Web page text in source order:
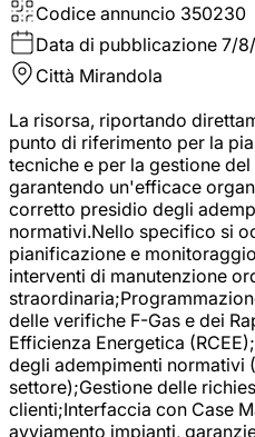
Codice annuncio 350230
Data di pubblicazione 7/
Città Mirandola
La risorsa, riportando
punto di riferimento per la
tecniche e per la gestione
garantendo un'efficace
corretto presidio degli
normativi.Nello specifico si
pianificazione e
interventi di manutenzione
delle verifiche F-Gas e dei
Efficienza Energetica
degli adempimenti normativi
settore);Gestione delle
clienti;Interfaccia con Case
avviamento impianti,